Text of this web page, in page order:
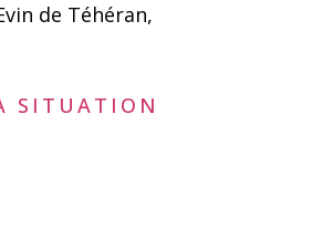
de Téhéran,
SITUATION